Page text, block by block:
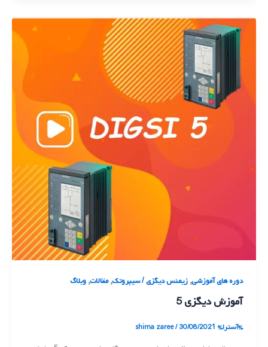
دوره های آموزشی, زیمنس دیگزی / سیپروتک,مقالات, وبلاگ
آموزش دیگزی 5
%آسترا% shima zaree/30/08/2021